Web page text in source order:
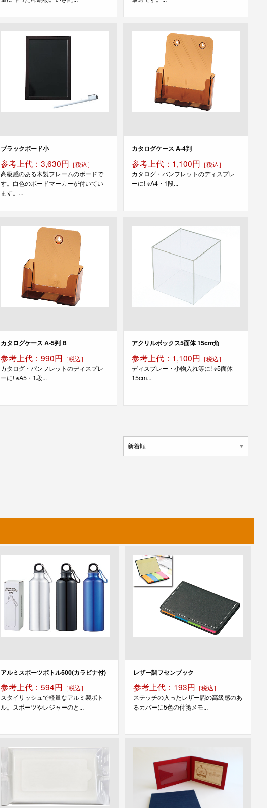
ブラックボード小
参考上代：3,630円 ［税込］
高級感のある木製フレームのボードで
す。白色のボードマーカーが付いてい
ます。...
カタログケース A-4判
参考上代：1,100円 ［税込］
カタログ・パンフレットのディスプレ
ーに! ※A4・1段...
カタログケース A-5判 B
参考上代：990円 ［税込］
カタログ・パンフレットのディスプレ
ーに! ※A5・1段...
アクリルボックス5面体 15cm角
参考上代：1,100円 ［税込］
ディスプレー・小物入れ等に! ※5面体
15cm...
アルミスポーツボトル500(カラビナ付)
参考上代：594円 ［税込］
スタイリッシュで軽量なアルミ製ボト
ル。スポーツやレジャーのと...
レザー調フセンブック
参考上代：193円 ［税込］
ステッチの入ったレザー調の高級感のあ
るカバーに5色の付箋メモ...